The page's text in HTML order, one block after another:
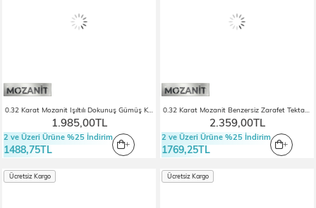
0.32 Karat Mozanit Işıltılı Dokunuş Gümüş Küpe
1.985,00TL
2 ve Üzeri Ürüne %25 İndirim
1488,75TL
0.32 Karat Mozanit Benzersiz Zarafet Tektaş Gümüş Küpe
2.359,00TL
2 ve Üzeri Ürüne %25 İndirim
1769,25TL
Ücretsiz Kargo Ücretsiz Kargo